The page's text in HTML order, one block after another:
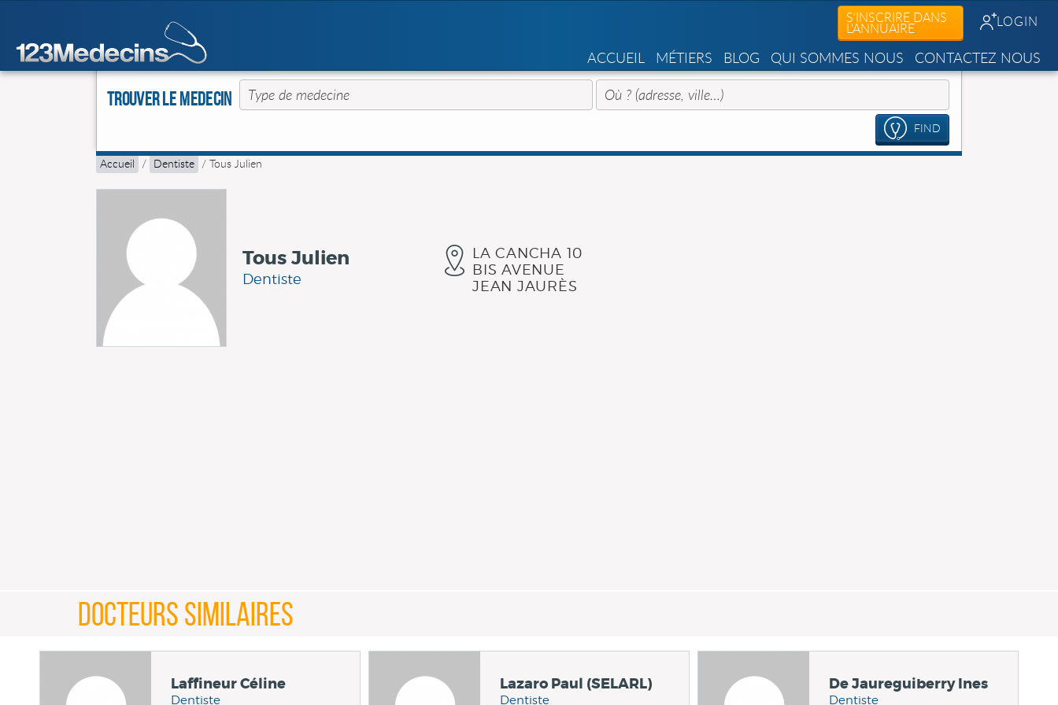
S'INSCRIRE DANS
L'ANNUAIRE LOGIN
ACCUEIL MÉTIERS BLOG QUI SOMMES NOUS CONTACTEZ NOUS
Trouver le Medecin
FIND
Accueil / Dentiste / Tous Julien
Tous Julien
Dentiste
LA CANCHA 10
BIS AVENUE
JEAN JAURÈS
DOCTEURS SIMILAIRES
Laffineur Céline
Dentiste
Lazaro Paul (SELARL)
Dentiste
De Jaureguiberry Ines
Dentiste